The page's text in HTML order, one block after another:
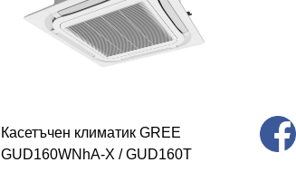
Касетъчен климатик GREE
GUD160WNhA-X / GUD160T